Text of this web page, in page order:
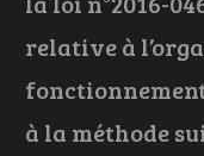
relative à
à la méthode